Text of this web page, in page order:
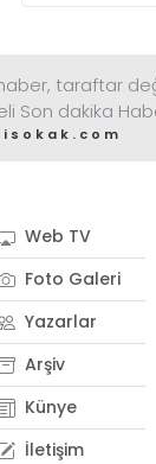
taraftar
Son dakika
Web TV
Foto Galeri
Yazarlar
Arşiv
Künye
İletişim